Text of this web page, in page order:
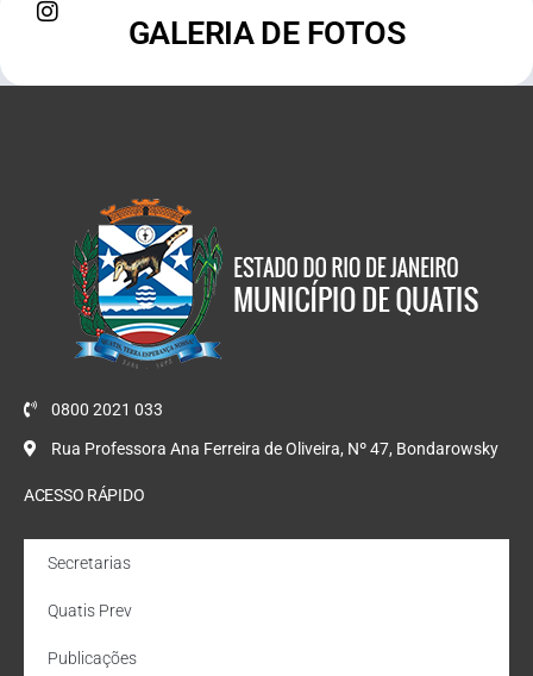
GALERIA DE FOTOS
0800 2021 033
Rua Professora Ana Ferreira de Oliveira, Nº 47, Bondarowsky
ACESSO RÁPIDO
Secretarias
Quatis Prev
Publicações